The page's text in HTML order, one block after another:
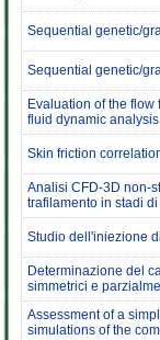
Sequential genetic/
Sequential genetic/
Evaluation of the
fluid dynamic analysis
Skin friction
Analisi CFD-3D non-
trafilamento in stadi
Studio dell'iniezione
Determinazione del
simmetrici e
Assessment of a
simulations of the